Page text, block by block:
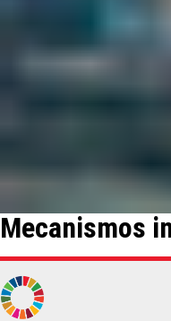
Mecanismos